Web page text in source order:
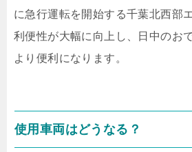
に急行運転を開始する千葉北西部
利便性が大幅に向上し、日中のお
より便利になります。
使用車両はどうなる？